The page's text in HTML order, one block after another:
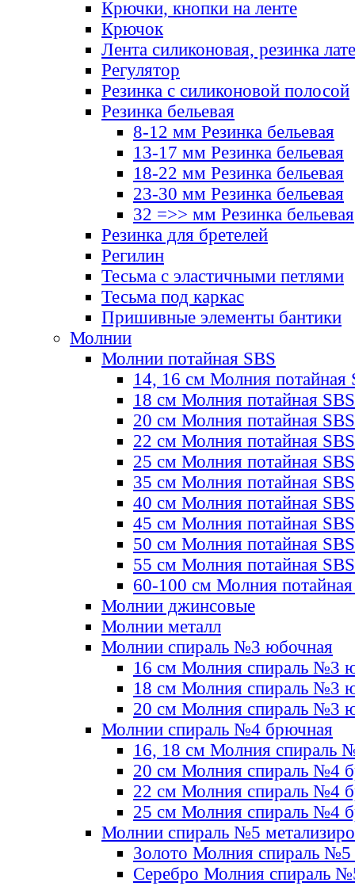
Крючки, кнопки на ленте
Крючок
Лента силиконовая, резинка
Регулятор
Резинка с силиконовой полосой
Резинка бельевая
8-12 мм Резинка бельевая
13-17 мм Резинка бельевая
18-22 мм Резинка бельевая
23-30 мм Резинка бельевая
32 =>> мм Резинка бельевая
Резинка для бретелей
Регилин
Тесьма с эластичными петлями
Тесьма под каркас
Пришивные элементы бантики
Молнии
Молнии потайная SBS
14, 16 см Молния потайная
18 см Молния потайная SBS
20 см Молния потайная SBS
22 см Молния потайная SBS
25 см Молния потайная SBS
35 см Молния потайная SBS
40 см Молния потайная SBS
45 см Молния потайная SBS
50 см Молния потайная SBS
55 см Молния потайная SBS
60-100 см Молния
Молнии джинсовые
Молнии металл
Молнии спираль №3 юбочная
16 см Молния спираль №3
18 см Молния спираль №3
20 см Молния спираль №3
Молнии спираль №4 брючная
16, 18 см Молния спираль
20 см Молния спираль №4
22 см Молния спираль №4
25 см Молния спираль №4
Молнии спираль №5
Золото Молния спираль №5
Серебро Молния спираль